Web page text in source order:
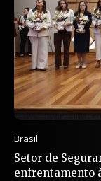
Brasil
Setor de
enfrentamento